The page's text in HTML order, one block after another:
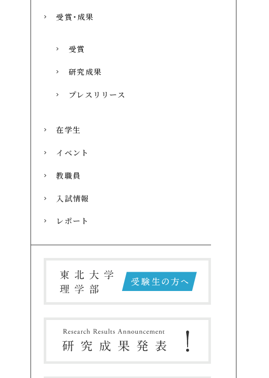
受賞・成果
受賞
研究成果
プレスリリース
在学生
イベント
教職員
入試情報
レポート